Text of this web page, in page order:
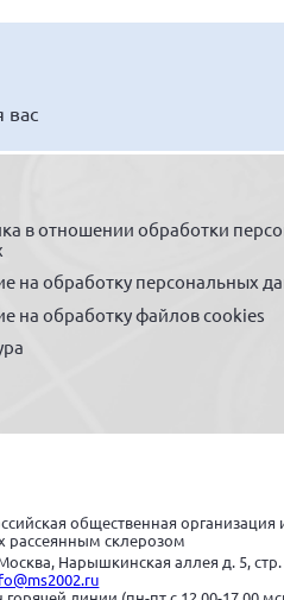
вас
в отношении обработки
на обработку персональных
на обработку файлов cookies
общественная организация
рассеянным склерозом
Нарышкинская аллея д. 5, стр.